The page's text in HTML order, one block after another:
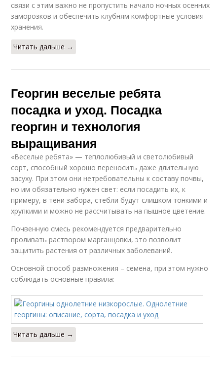
связи с этим важно не пропустить начало ночных осенних
заморозков и обеспечить клубням комфортные условия
хранения.
Читать дальше →
Георгин веселые ребята
посадка и уход. Посадка
георгин и технология
выращивания
«Веселые ребята» — теплолюбивый и светолюбивый
сорт, способный хорошо переносить даже длительную
засуху. При этом они нетребовательны к составу почвы,
но им обязательно нужен свет: если посадить их, к
примеру, в тени забора, стебли будут слишком тонкими и
хрупкими и можно не рассчитывать на пышное цветение.
Почвенную смесь рекомендуется предварительно
проливать раствором марганцовки, это позволит
защитить растения от различных заболеваний.
Основной способ размножения – семена, при этом нужно
соблюдать основные правила:
Читать дальше →